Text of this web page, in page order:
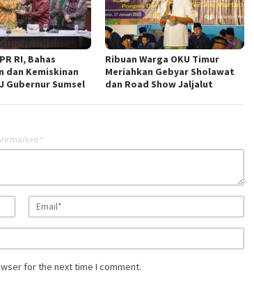
RI, Bahas
dan Kemiskinan
Gubernur Sumsel
Ribuan Warga OKU Timur
Meriahkan Gebyar Sholawat
dan Road Show Jaljalut
marked *
for the next time I comment.